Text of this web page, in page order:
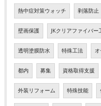
熱中症対策ウォッチ 剥落防止
壁画保護 JKクリアファイバー
透明塗膜防水 特殊工法
都内 募集 資格取得支援
外装リフォーム 特殊技能